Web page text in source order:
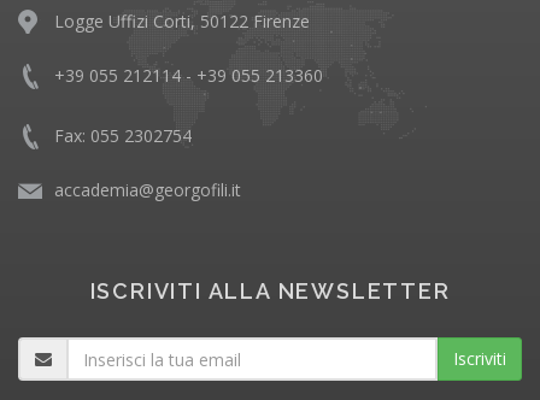
Logge Uffizi Corti, 50122 Firenze
+39 055 212114 - +39 055 213360
Fax: 055 2302754
accademia@georgofili.it
ISCRIVITI ALLA NEWSLETTER
Iscriviti